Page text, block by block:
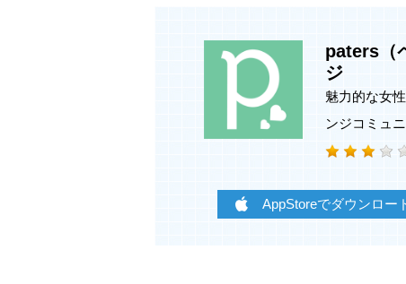
お互いの理想が分かることで、婚活
ことができます。
② 面倒な日程調整を予め行える「会い
お忙しいあなたに便利な、予め日程
③ 24時間・365日の監視体制、年齢確
paters（
ジ
魅力的な女
ンジコミュニ
AppStoreでダウンロー